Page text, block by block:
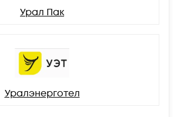
Урал Пак
Уралэнерготел